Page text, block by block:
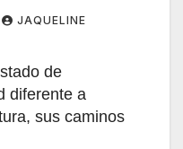
JAQUELINE
de
diferente a
sus caminos